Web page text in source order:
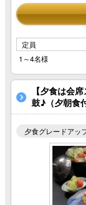
定員
1～4名様
【夕食は会
鼓♪（夕朝食
夕食グレードアッ